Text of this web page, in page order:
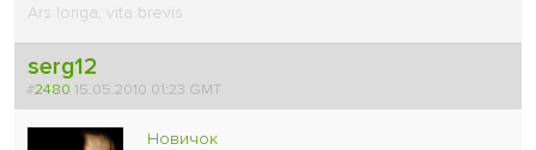
Ars longa, vita brevis
serg12
#2480 15.05.2010 01:23 GMT
Новичок